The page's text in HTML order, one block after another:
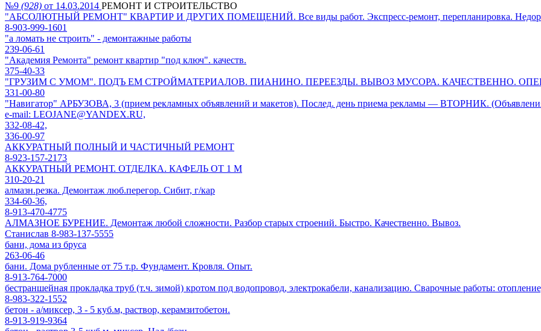
№9 (928) от 14.03.2014 РЕМОНТ И СТРОИТЕЛЬСТВО
"AБСОЛЮТНЫЙ РЕМОНТ" КВАРТИР И ДРУГИХ ПОМЕЩЕНИЙ. Все виды работ. Экспресс-ремонт, перепланировка.
8-903-999-1601
"а ломать не строить" - демонтажные работы
239-06-61
"Академия Ремонта" ремонт квартир "под ключ". качеств.
375-40-33
"ГРУЗИМ С УМОМ". ПОДЪ ЕМ СТРОЙМАТЕРИАЛОВ. ПИАНИНО. ПЕРЕЕЗДЫ. ВЫВОЗ МУСОРА. КАЧЕСТВЕННО.
331-00-80
"Навигатор" АРБУЗОВА, 3 (прием рекламных объявлений и макетов). Послед. день приема рекламы — ВТОРНИК.
e-mail: LEOJANE@YANDEX.RU,
332-08-42,
336-00-97
АККУРАТНЫЙ ПОЛНЫЙ И ЧАСТИЧНЫЙ РЕМОНТ
8-923-157-2173
АККУРАТНЫЙ РЕМОНТ. ОТДЕЛКА. КАФЕЛЬ ОТ 1 М
310-20-21
алмазн.резка. Демонтаж люб.перегор. Сибит, г/кар
334-60-36,
8-913-470-4775
АЛМАЗНОЕ БУРЕНИЕ. Демонтаж любой сложности. Разбор старых строений. Быстро. Качественно. Вывоз.
Станислав 8-983-137-5555
бани, дома из бруса
263-06-46
бани. Дома рубленные от 75 т.р. Фундамент. Кровля. Опыт.
8-913-764-7000
бестраншейная прокладка труб (т.ч. зимой) кротом под водопровод, электрокабели, канализацию. Сварочные работы:
8-983-322-1552
бетон - а/миксер, 3 - 5 куб.м, раствор, керамзитобетон.
8-913-919-9364